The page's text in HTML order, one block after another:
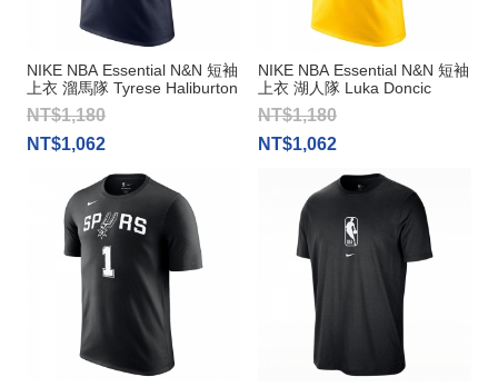
NIKE NBA Essential N&N 短袖
上衣 溜馬隊 Tyrese Haliburton
NT$1,180
NT$1,062
NIKE NBA Essential N&N 短袖
上衣 湖人隊 Luka Doncic
NT$1,180
NT$1,062